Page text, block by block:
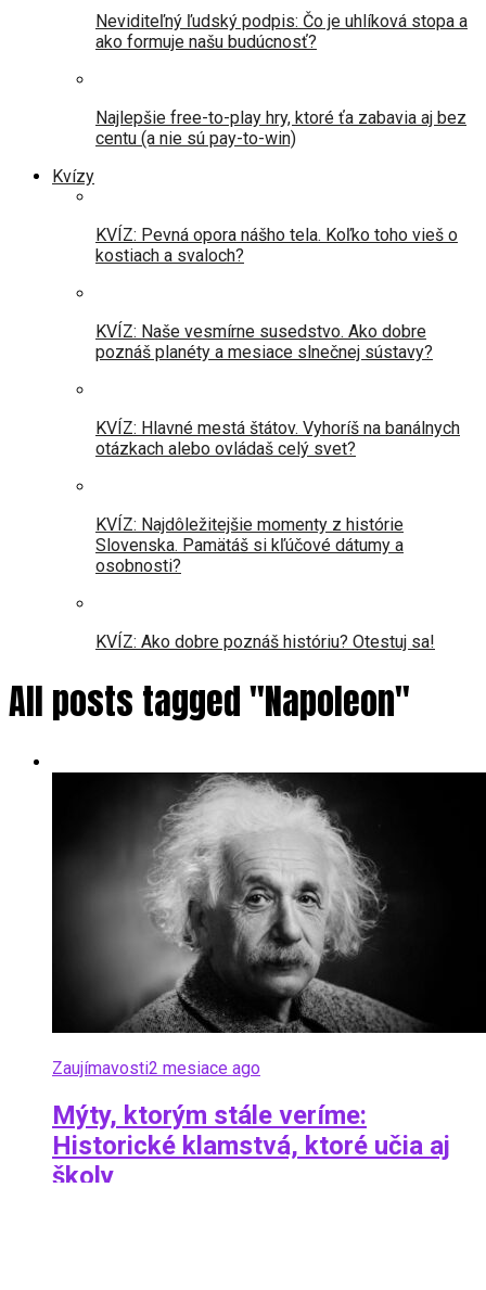
Neviditeľný ľudský podpis: Čo je uhlíková stopa a
ako formuje našu budúcnosť?
Najlepšie free-to-play hry, ktoré ťa zabavia aj bez
centu (a nie sú pay-to-win)
Kvízy
KVÍZ: Pevná opora nášho tela. Koľko toho vieš o
kostiach a svaloch?
KVÍZ: Naše vesmírne susedstvo. Ako dobre
poznáš planéty a mesiace slnečnej sústavy?
KVÍZ: Hlavné mestá štátov. Vyhoríš na banálnych
otázkach alebo ovládaš celý svet?
KVÍZ: Najdôležitejšie momenty z histórie
Slovenska. Pamätáš si kľúčové dátumy a
osobnosti?
KVÍZ: Ako dobre poznáš históriu? Otestuj sa!
All posts tagged "Napoleon"
Zaujímavosti2 mesiace ago
Mýty, ktorým stále veríme:
Historické klamstvá, ktoré učia aj
školy